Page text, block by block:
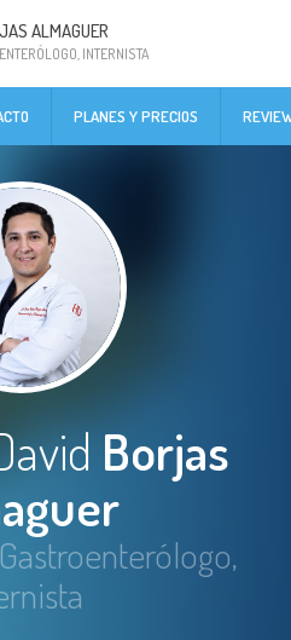
ALMAGUER
INTERNISTA
PLANES Y PRECIOS
Borjas